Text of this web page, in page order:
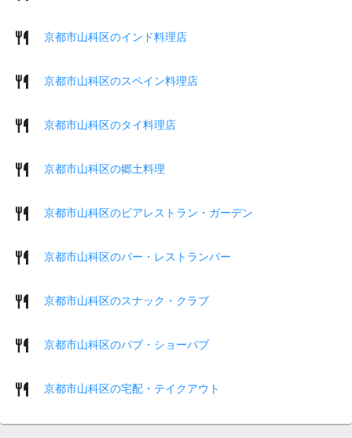
京都市山科区のインド料理店
京都市山科区のスペイン料理店
京都市山科区のタイ料理店
京都市山科区の郷土料理
京都市山科区のビアレストラン・ガーデン
京都市山科区のバー・レストランバー
京都市山科区のスナック・クラブ
京都市山科区のパブ・ショーパブ
京都市山科区の宅配・テイクアウト